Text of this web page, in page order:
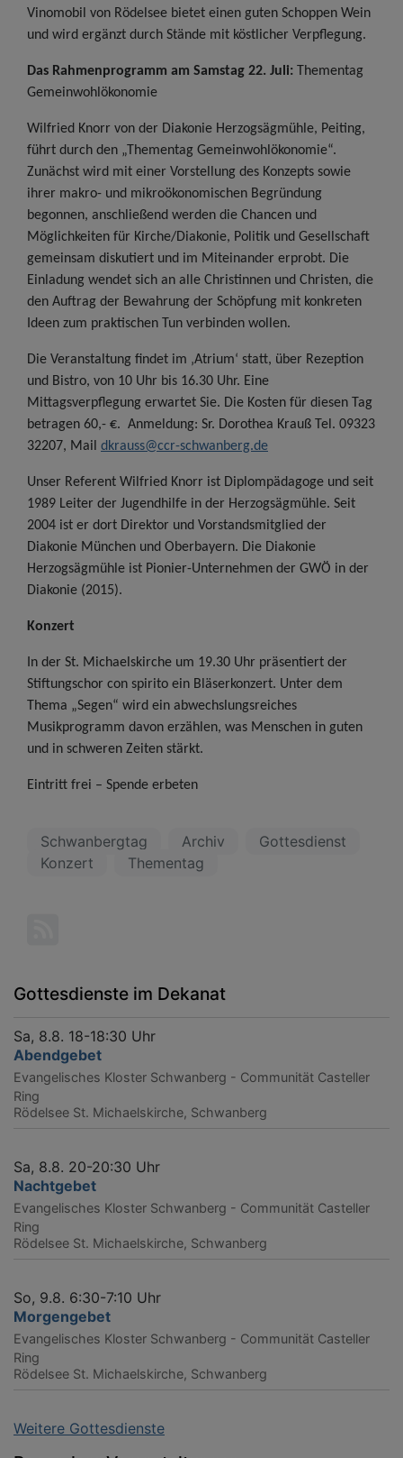
Vinomobil von Rödelsee bietet einen guten Schoppen Wein
und wird ergänzt durch Stände mit köstlicher Verpflegung.
Das Rahmenprogramm am Samstag 22. Juli:
Thementag
Gemeinwohlökonomie
Wilfried Knorr von der Diakonie Herzogsägmühle, Peiting,
führt durch den „Thementag Gemeinwohlökonomie“.
Zunächst wird mit einer Vorstellung des Konzepts sowie
ihrer makro- und mikroökonomischen Begründung
begonnen, anschließend werden die Chancen und
Möglichkeiten für Kirche/Diakonie, Politik und Gesellschaft
gemeinsam diskutiert und im Miteinander erprobt. Die
Einladung wendet sich an alle Christinnen und Christen, die
den Auftrag der Bewahrung der Schöpfung mit konkreten
Ideen zum praktischen Tun verbinden wollen.
Die Veranstaltung findet im ‚Atrium‘ statt, über Rezeption
und Bistro, von 10 Uhr bis 16.30 Uhr. Eine
Mittagsverpflegung erwartet Sie. Die Kosten für diesen Tag
betragen 60,- €. Anmeldung: Sr. Dorothea Krauß Tel. 09323
32207, Mail dkrauss@ccr-schwanberg.de
Unser Referent Wilfried Knorr ist Diplompädagoge und seit
1989 Leiter der Jugendhilfe in der Herzogsägmühle. Seit
2004 ist er dort Direktor und Vorstandsmitglied der
Diakonie München und Oberbayern. Die Diakonie
Herzogsägmühle ist Pionier-Unternehmen der GWÖ in der
Diakonie (2015).
Konzert
In der St. Michaelskirche um 19.30 Uhr präsentiert der
Stiftungschor con spirito ein Bläserkonzert. Unter dem
Thema „Segen“ wird ein abwechslungsreiches
Musikprogramm davon erzählen, was Menschen in guten
und in schweren Zeiten stärkt.
Eintritt frei – Spende erbeten
Schwanbergtag Archiv
Gottesdienst
Konzert
Thementag
Gottesdienste im Dekanat
Sa, 8.8. 18-18:30 Uhr
Abendgebet
Evangelisches Kloster Schwanberg - Communität Casteller
Ring
Rödelsee St. Michaelskirche, Schwanberg
Sa, 8.8. 20-20:30 Uhr
Nachtgebet
Evangelisches Kloster Schwanberg - Communität Casteller
Ring
Rödelsee St. Michaelskirche, Schwanberg
So, 9.8. 6:30-7:10 Uhr
Morgengebet
Evangelisches Kloster Schwanberg - Communität Casteller
Ring
Rödelsee St. Michaelskirche, Schwanberg
Weitere Gottesdienste